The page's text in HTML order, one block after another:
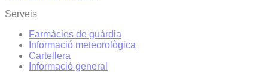
Serveis
Farmàcies de guàrdia
Informació meteorològica
Cartellera
Informació general